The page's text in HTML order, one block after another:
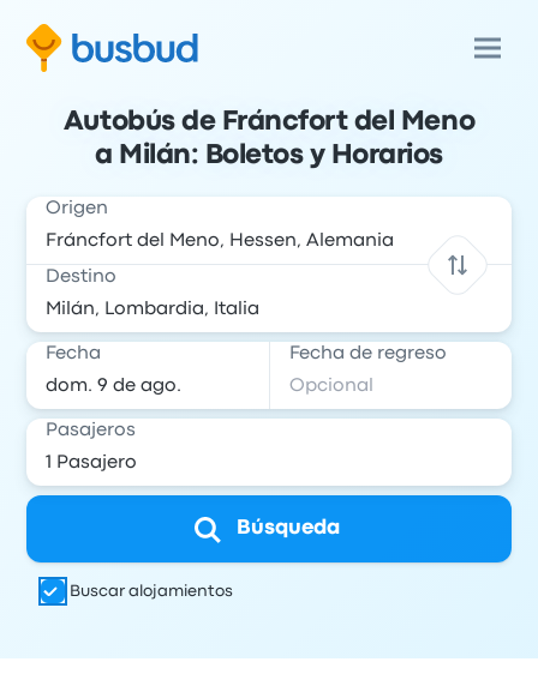
Autobús de Fráncfort del Meno
a Milán: Boletos y Horarios
Origen
Destino
Fecha Fecha de regreso
Pasajeros
Búsqueda
Buscar alojamientos